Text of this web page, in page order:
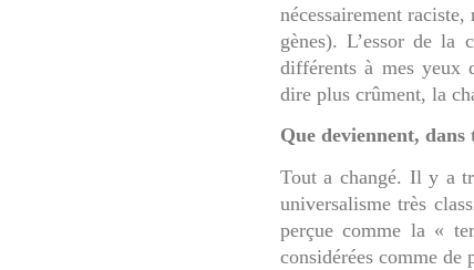
nécessairement
gènes). L’essor de la
différents à mes yeux
dire plus crûment, la
Que deviennent, dans
Tout a changé. Il y a
universalisme très
perçue comme la «
considérées comme de